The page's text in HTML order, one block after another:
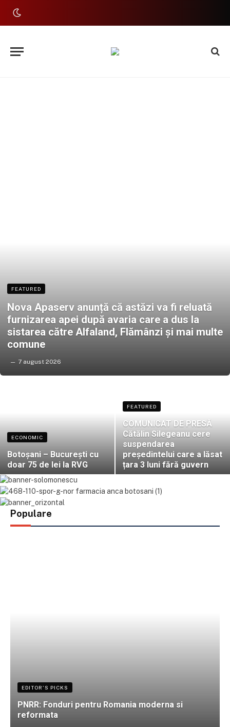
FEATURED
Nova Apaserv anunță că astăzi va fi reluată
furnizarea apei după avaria care a dus la
sistarea către Alfaland, Flămânzi și mai multe
comune
7 august 2026
ECONOMIC
Botoșani – București cu
doar 75 de lei la RVG
FEATURED
COMUNICAT DE PRESĂ
Cătălin Silegeanu cere
suspendarea
președintelui care a lăsat
țara 3 luni fără guvern
Populare
EDITOR'S PICKS
PNRR: Fonduri pentru Romania moderna si
reformata